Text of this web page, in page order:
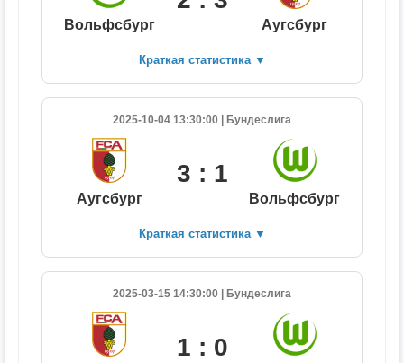
Вольфсбург Аугсбург
Краткая статистика ▼
2025-10-04 13:30:00 | Бундеслига
Аугсбург
3 : 1
Вольфсбург
Краткая статистика ▼
2025-03-15 14:30:00 | Бундеслига
1 : 0